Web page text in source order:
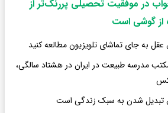
در موفقیت تحصیلی پررنگ‌تر از
از گوشی است
به جای تماشای تلویزیون مطالعه کنید
مکتب مدرسه طبیعت در ایران در هشتاد سالگی،
تبدیل شدن به سبک زندگی است